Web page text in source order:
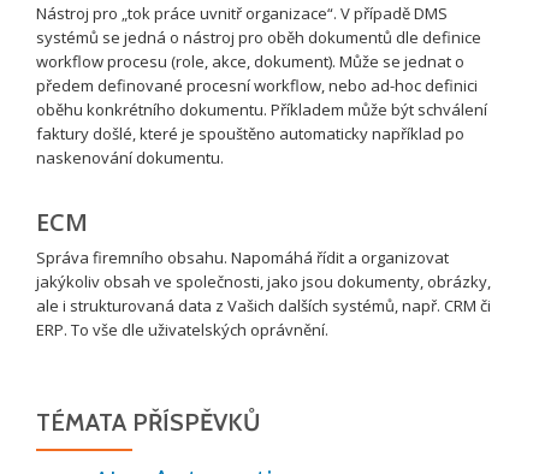
Nástroj pro „tok práce uvnitř organizace“. V případě DMS
systémů se jedná o nástroj pro oběh dokumentů dle definice
workflow procesu (role, akce, dokument). Může se jednat o
předem definované procesní workflow, nebo ad-hoc definici
oběhu konkrétního dokumentu. Příkladem může být schválení
faktury došlé, které je spouštěno automaticky například po
naskenování dokumentu.
ECM
Správa firemního obsahu. Napomáhá řídit a organizovat
jakýkoliv obsah ve společnosti, jako jsou dokumenty, obrázky,
ale i strukturovaná data z Vašich dalších systémů, např. CRM či
ERP. To vše dle uživatelských oprávnění.
TÉMATA PŘÍSPĚVKŮ